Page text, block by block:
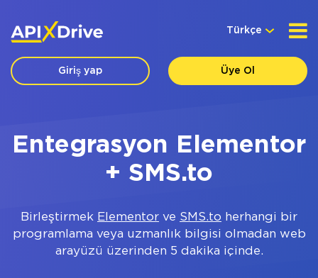
Türkçe
Giriş yap Üye Ol
Entegrasyon Elementor
+ SMS.to
Birleştirmek Elementor ve SMS.to herhangi bir
programlama veya uzmanlık bilgisi olmadan web
arayüzü üzerinden 5 dakika içinde.